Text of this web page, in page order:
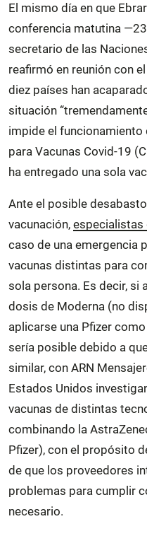
El mismo día en que
conferencia matutina
secretario de las
reafirmó en reunión con
diez países han
situación
impide el funcionamiento
para Vacunas Covid-19
ha entregado una sola
Ante el posible
vacunación, especialistas
caso de una emergencia
vacunas distintas para
sola persona. Es decir, si
dosis de Moderna (no
aplicarse una Pfizer
sería posible debido a
similar, con ARN
Estados Unidos
vacunas de distintas
combinando la
Pfizer), con el propósito
de que los proveedores
problemas para cumplir
necesario.